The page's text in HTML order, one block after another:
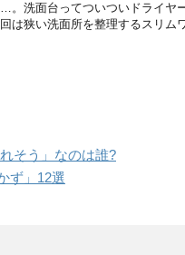
洗面台ってついついドライヤ
狭い洗面所を整理するスリム
そう」なのは誰?
ず」12選